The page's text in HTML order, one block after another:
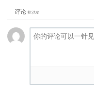
评论 抢沙发